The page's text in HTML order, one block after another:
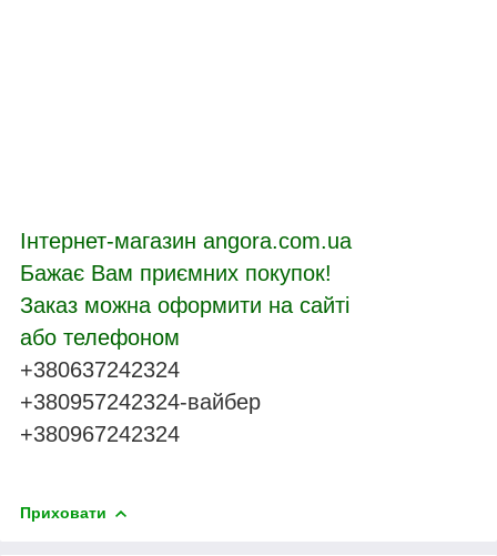
Інтернет-магазин angora.com.ua
Бажає Вам приємних покупок!
Заказ можна оформити на сайті
або телефоном
+380637242324
+380957242324-вайбер
+380967242324
Приховати